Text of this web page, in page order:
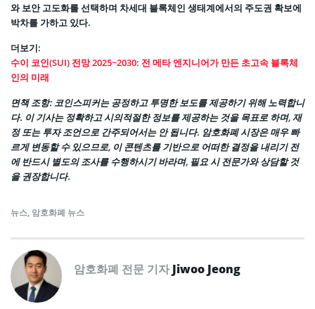
와 보안 고도화를 선택하며 차세대 블록체인 생태계에서의 주도권 확보에
박차를 가하고 있다.
더보기:
수이 코인(SUI) 전망 2025~2030: 전 메타 엔지니어가 만든 초고속 블록체
인의 미래
면책 조항: 코인스피커는 공정하고 투명한 보도를 제공하기 위해 노력합니
다. 이 기사는 정확하고 시의적절한 정보를 제공하는 것을 목표로 하며, 재
정 또는 투자 조언으로 간주되어서는 안 됩니다. 암호화폐 시장은 매우 빠
르게 변동할 수 있으므로, 이 콘텐츠를 기반으로 어떠한 결정을 내리기 전
에 반드시 별도의 조사를 수행하시기 바라며, 필요 시 전문가와 상담할 것
을 권장합니다.
뉴스, 암호화폐 뉴스
암호화폐 전문 기자Jiwoo Jeong